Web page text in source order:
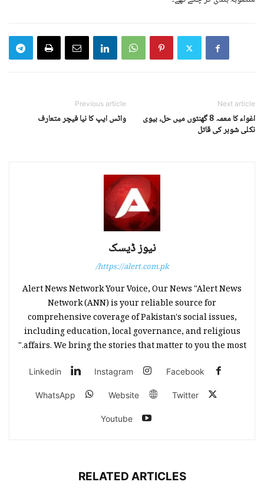
Previous article
واٹس ایپ کا نیا فیچر متعارف
Next article
اغواء کا معمہ 8 گھنٹوں میں حل، بیوی
نکلی شوہر کی قاتل
نیوز ڈیسک
https://alert.com.pk/
Alert News Network Your Voice, Our News "Alert News
Network (ANN) is your reliable source for
comprehensive coverage of Pakistan's social issues,
including education, local governance, and religious
affairs. We bring the stories that matter to you the most."
Facebook
Instagram
Linkedin
Twitter
Website
WhatsApp
Youtube
RELATED ARTICLES